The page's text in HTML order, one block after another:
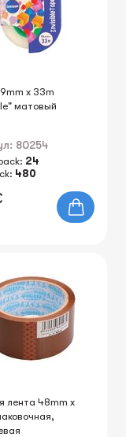
x 33m
матовый
80254
24
480
лента 48mm х